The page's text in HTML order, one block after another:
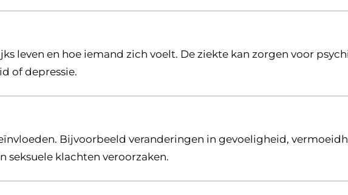
leven en hoe iemand zich voelt. De ziekte kan zorgen voor
of depressie.
Bijvoorbeeld veranderingen in gevoeligheid,
klachten veroorzaken.